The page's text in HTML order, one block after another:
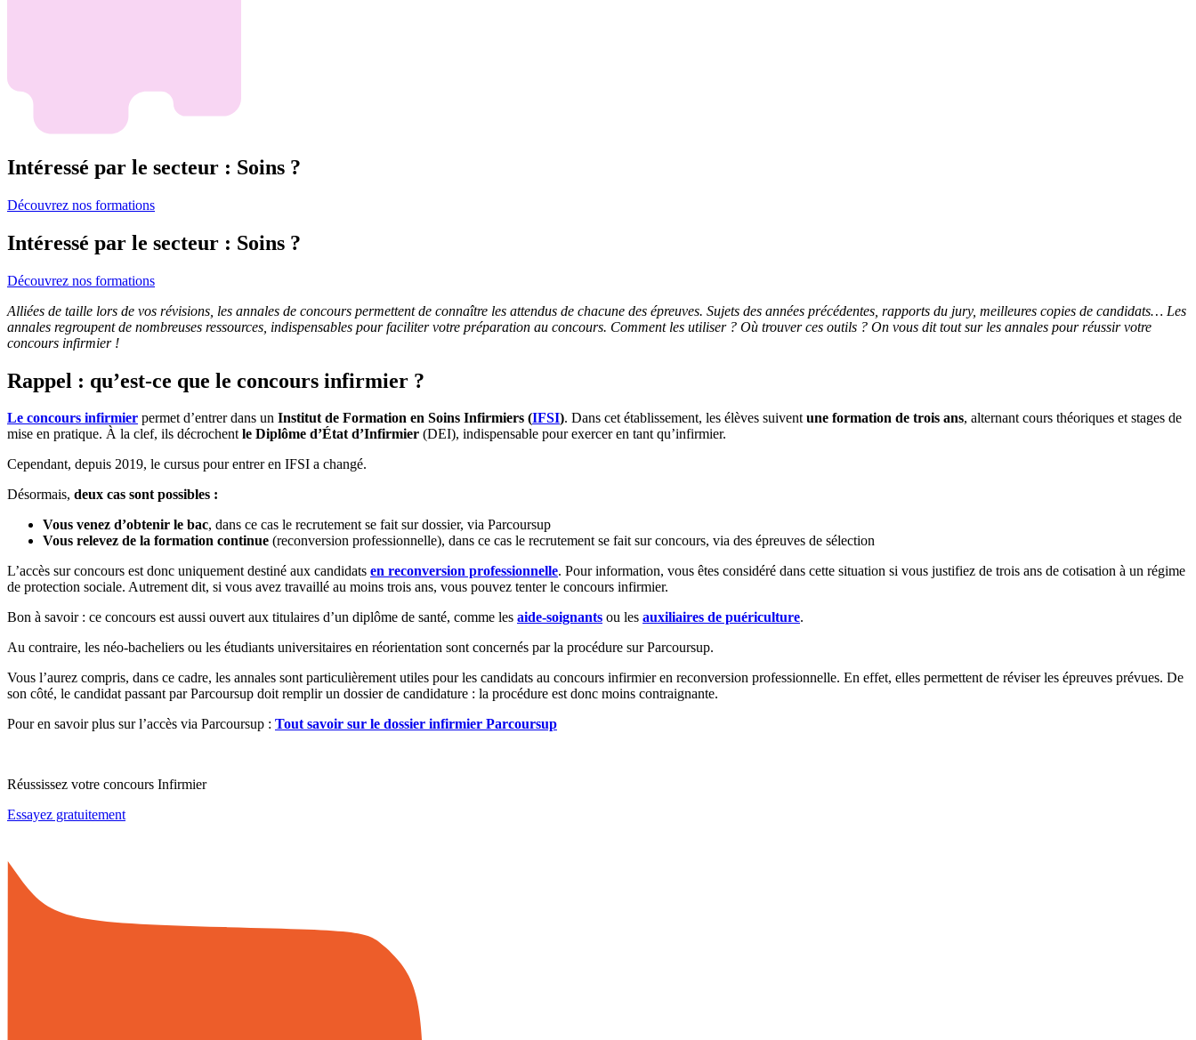
Intéressé par le secteur : Soins ?
Découvrez nos formations
Intéressé par le secteur : Soins ?
Découvrez nos formations
Alliées de taille lors de vos révisions, les annales de concours permettent de connaître les attendus de chacune des épreuves. Sujets des années précédentes, rapports du jury, meilleures copies de candidats… Les
annales regroupent de nombreuses ressources, indispensables pour faciliter votre préparation au concours. Comment les utiliser ? Où trouver ces outils ? On vous dit tout sur les annales pour réussir votre
concours infirmier !
Rappel : qu’est-ce que le concours infirmier ?
Le concours infirmier permet d’entrer dans un Institut de Formation en Soins Infirmiers (IFSI). Dans cet établissement, les élèves suiventune formation de trois ans, alternant cours théoriques et stages de
mise en pratique. À la clef, ils décrochentle Diplôme d’État d’Infirmier (DEI), indispensable pour exercer en tant qu’infirmier.
Cependant, depuis 2019, le cursus pour entrer en IFSI a changé.
Désormais, deux cas sont possibles :
Vous venez d’obtenir le bac, dans ce cas le recrutement se fait sur dossier, via Parcoursup
Vous relevez de la formation continue (reconversion professionnelle), dans ce cas le recrutement se fait sur concours, via des épreuves de sélection
L’accès sur concours est donc uniquement destiné aux candidats en reconversion professionnelle. Pour information, vous êtes considéré dans cette situation si vous justifiez de trois ans de cotisation à un régime
de protection sociale. Autrement dit, si vous avez travaillé au moins trois ans, vous pouvez tenter le concours infirmier.
Bon à savoir : ce concours est aussi ouvert aux titulaires d’un diplôme de santé, comme les aide-soignants ou les auxiliaires de puériculture.
Au contraire, les néo-bacheliers ou les étudiants universitaires en réorientation sont concernés par la procédure sur Parcoursup.
Vous l’aurez compris, dans ce cadre, les annales sont particulièrement utiles pour les candidats au concours infirmier en reconversion professionnelle. En effet, elles permettent de réviser les épreuves prévues. De
son côté, le candidat passant par Parcoursup doit remplir un dossier de candidature : la procédure est donc moins contraignante.
Pour en savoir plus sur l’accès via Parcoursup : Tout savoir sur le dossier infirmier Parcoursup
Réussissez votre concours Infirmier
Essayez gratuitement